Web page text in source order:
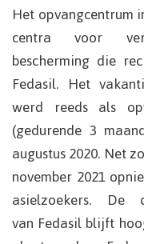
Het opvangcentrum
centra voor
bescherming die
Fedasil. Het
werd reeds als
(gedurende 3
augustus 2020. Net
november 2021
asielzoekers.
van Fedasil blijft